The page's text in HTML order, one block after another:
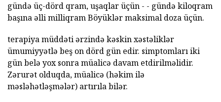
gündə üç-dörd qram, uşaqlar üçün - - gündə kiloqram
başına əlli milliqram Böyüklər maksimal doza üçün.
terapiya müddəti ərzində kəskin xəstəliklər
ümumiyyətlə beş on dörd gün edir. simptomları iki
gün belə yox sonra müalicə davam etdirilməlidir.
Zərurət olduqda, müalicə (həkim ilə
məsləhətləşmələr) artırıla bilər.